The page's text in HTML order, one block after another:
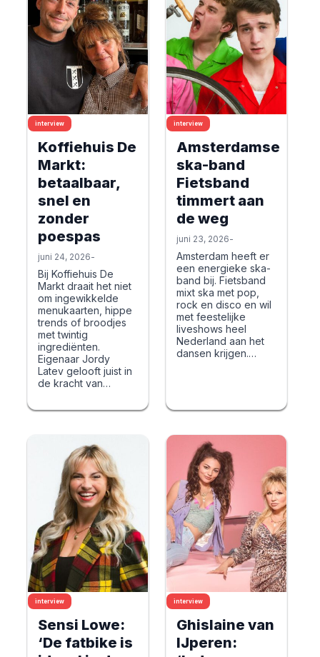
interview
Koffiehuis De
Markt:
betaalbaar,
snel en
zonder
poespas
juni 24, 2026-
Bij Koffiehuis De
Markt draait het niet
om ingewikkelde
menukaarten, hippe
trends of broodjes
met twintig
ingrediënten.
Eigenaar Jordy
Latev gelooft juist in
de kracht van…
interview
Amsterdamse
ska-band
Fietsband
timmert aan
de weg
juni 23, 2026-
Amsterdam heeft er
een energieke ska-
band bij. Fietsband
mixt ska met pop,
rock en disco en wil
met feestelijke
liveshows heel
Nederland aan het
dansen krijgen.…
interview
Sensi Lowe:
‘De fatbike is
interview
Ghislaine van
IJperen: